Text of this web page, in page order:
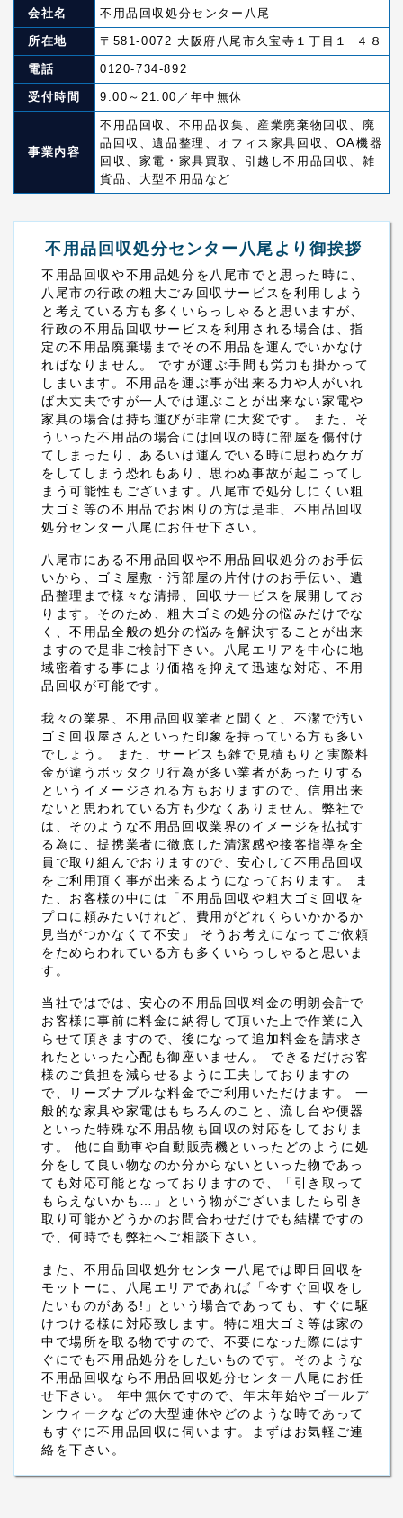
会社名 不用品回収処分センター八尾
所在地 〒581-0072 大阪府八尾市久宝寺１丁目１−４８
電話 0120-734-892
受付時間 9:00～21:00／年中無休
事業内容
不用品回収、不用品収集、産業廃棄物回収、廃
品回収、遺品整理、オフィス家具回収、 OA機器
回収、家電・家具買取、引越し不用品回収、雑
貨品、大型不用品など
不用品回収処分センター八尾より御挨拶
不用品回収や不用品処分を八尾市でと思った時に、
八尾市の行政の粗大ごみ回収サービスを利用しよう
と考えている方も多くいらっしゃると思いますが、
行政の不用品回収サービスを利用される場合は、指
定の不用品廃棄場までその不用品を運んでいかなけ
ればなりません。 ですが運ぶ手間も労力も掛かって
しまいます。不用品を運ぶ事が出来る力や人がいれ
ば大丈夫ですが一人では運ぶことが出来ない家電や
家具の場合は持ち運びが非常に大変です。 また、そ
ういった不用品の場合には回収の時に部屋を傷付け
てしまったり、あるいは運んでいる時に思わぬケガ
をしてしまう恐れもあり、思わぬ事故が起こってし
まう可能性もございます。八尾市で処分しにくい粗
大ゴミ等の不用品でお困りの方は是非、不用品回収
処分センター八尾にお任せ下さい。
八尾市にある不用品回収や不用品回収処分のお手伝
いから、ゴミ屋敷・汚部屋の片付けのお手伝い、遺
品整理まで様々な清掃、回収サービスを展開してお
ります。そのため、粗大ゴミの処分の悩みだけでな
く、不用品全般の処分の悩みを解決することが出来
ますので是非ご検討下さい。八尾エリアを中心に地
域密着する事により価格を抑えて迅速な対応、不用
品回収が可能です。
我々の業界、不用品回収業者と聞くと、不潔で汚い
ゴミ回収屋さんといった印象を持っている方も多い
でしょう。 また、サービスも雑で見積もりと実際料
金が違うボッタクリ行為が多い業者があったりする
というイメージされる方もおりますので、信用出来
ないと思われている方も少なくありません。弊社で
は、そのような不用品回収業界のイメージを払拭す
る為に、提携業者に徹底した清潔感や接客指導を全
員で取り組んでおりますので、安心して不用品回収
をご利用頂く事が出来るようになっております。 ま
た、お客様の中には「不用品回収や粗大ゴミ回収を
プロに頼みたいけれど、費用がどれくらいかかるか
見当がつかなくて不安」 そうお考えになってご依頼
をためらわれている方も多くいらっしゃると思いま
す。
当社ではでは、安心の不用品回収料金の明朗会計で
お客様に事前に料金に納得して頂いた上で作業に入
らせて頂きますので、後になって追加料金を請求さ
れたといった心配も御座いません。 できるだけお客
様のご負担を減らせるように工夫しておりますの
で、リーズナブルな料金でご利用いただけます。 一
般的な家具や家電はもちろんのこと、流し台や便器
といった特殊な不用品物も回収の対応をしておりま
す。 他に自動車や自動販売機といったどのように処
分をして良い物なのか分からないといった物であっ
ても対応可能となっておりますので、「引き取って
もらえないかも…」という物がございましたら引き
取り可能かどうかのお問合わせだけでも結構ですの
で、何時でも弊社へご相談下さい。
また、不用品回収処分センター八尾では即日回収を
モットーに、八尾エリアであれば「今すぐ回収をし
たいものがある!」という場合であっても、すぐに駆
けつける様に対応致します。特に粗大ゴミ等は家の
中で場所を取る物ですので、不要になった際にはす
ぐにでも不用品処分をしたいものです。そのような
不用品回収なら不用品回収処分センター八尾にお任
せ下さい。 年中無休ですので、年末年始やゴールデ
ンウィークなどの大型連休やどのような時であって
もすぐに不用品回収に伺います。まずはお気軽ご連
絡を下さい。